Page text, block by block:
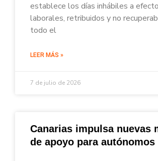
establece los días inhábiles a
laborales, retribuidos y no
todo el
LEER MÁS »
7 de julio de 2026
Canarias impulsa nuevas
de apoyo para autónomos